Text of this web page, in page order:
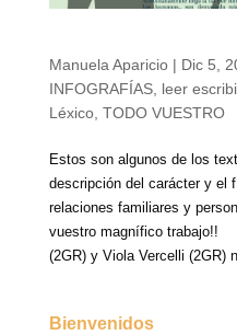
Manuela Aparicio| Dic 5,
INFOGRAFÍAS, leer
Léxico, TODO VUESTRO
Estos son algunos de los
descripción del carácter y el
relaciones familiares y
vuestro magnífico trabajo!!
(2GR) y Viola Vercelli (2GR)
Bienvenidos